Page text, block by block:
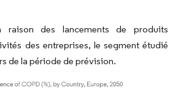
raison des lancements de produits
des entreprises, le segment étudié
de la période de prévision.